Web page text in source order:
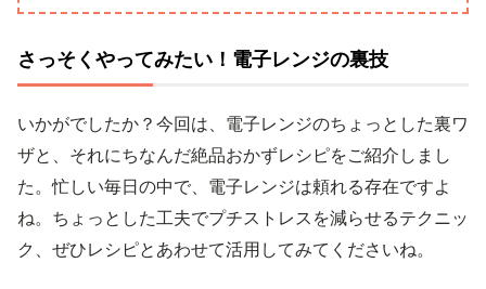
さっそくやってみたい！電子レンジの裏技
いかがでしたか？今回は、電子レンジのちょっとした裏ワ
ザと、それにちなんだ絶品おかずレシピをご紹介しまし
た。忙しい毎日の中で、電子レンジは頼れる存在ですよ
ね。ちょっとした工夫でプチストレスを減らせるテクニッ
ク、ぜひレシピとあわせて活用してみてくださいね。